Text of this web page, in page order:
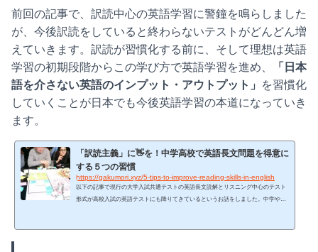
前回の記事で、訳読中心の英語学習に警鐘を鳴らしました
が、今後訳読をしていると終わらないテストがどんどん増
えていきます。訳読が習慣化する前に、そして理想は英語
学習の初期段階からこの学び方で英語学習を進め、
「日本
語を介さない英語のインプット・アウトプット」
を習慣化
していくことが日本でも今後英語学習の本道になっていき
ます。
「訳読主義」に👋を！中学高校で英語長文問題を得意に
する５つの習慣
https://gakumori.xyz/5-tips-to-improve-reading-skills-in-english
以下の記事で現行の大学入試共通テストの英語長文読解とリスニング中心のテスト
形式が高校入試の英語テストにも降りてきているというお話をしました。中学や高